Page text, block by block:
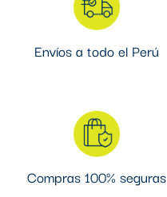
Envíos a todo el Perú
Compras 100% seguras